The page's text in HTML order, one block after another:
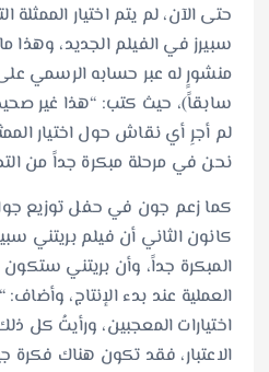
حتى الآن، لم يتم اختيار
سبيرز في الفيلم الجديد،
منشورٍ له عبر حسابه الرسمي
سابقاً)، حيث كتب: “هذا غير
لم أجرِ أي نقاش حول اختيار
نحن في مرحلة مبكرة جداً من
كما زعم جون في حفل توزيع
كانون الثاني أن فيلم بريتني
المبكرة جداً، وأن بريتني
العملية عند بدء الإنتاج،
اختيارات المعجبين، ورأيتُ كل
الاعتبار، فقد تكون هناك فكرة